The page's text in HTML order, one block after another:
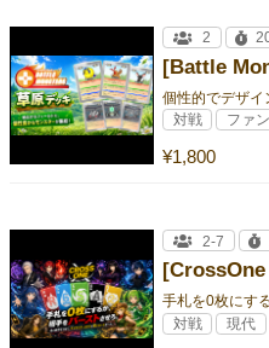
[Battle
¥1,800
2
対戦 ファ
2-7
対戦 現代